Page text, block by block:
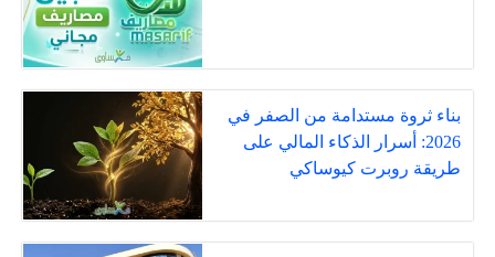
بناء ثروة مستدامة من الصفر في
2026: أسرار الذكاء المالي على
طريقة روبرت كيوساكي